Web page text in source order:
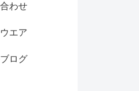
わせ
エア
ログ